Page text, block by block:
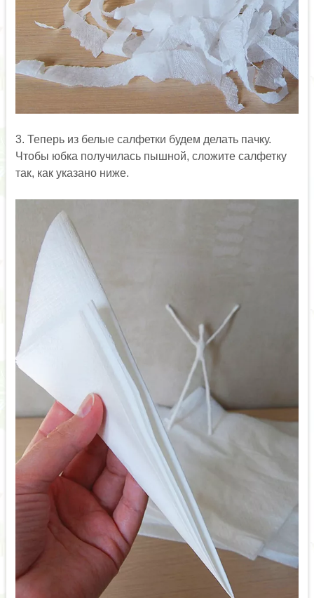
3. Теперь из белые салфетки будем делать пачку.
Чтобы юбка получилась пышной, сложите салфетку
так, как указано ниже.